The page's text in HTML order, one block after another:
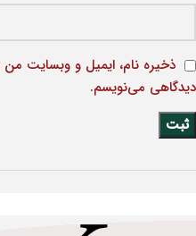
ذخیره نام، ایمیل و وبسایت من
دیدگاهی می‌نویسم.